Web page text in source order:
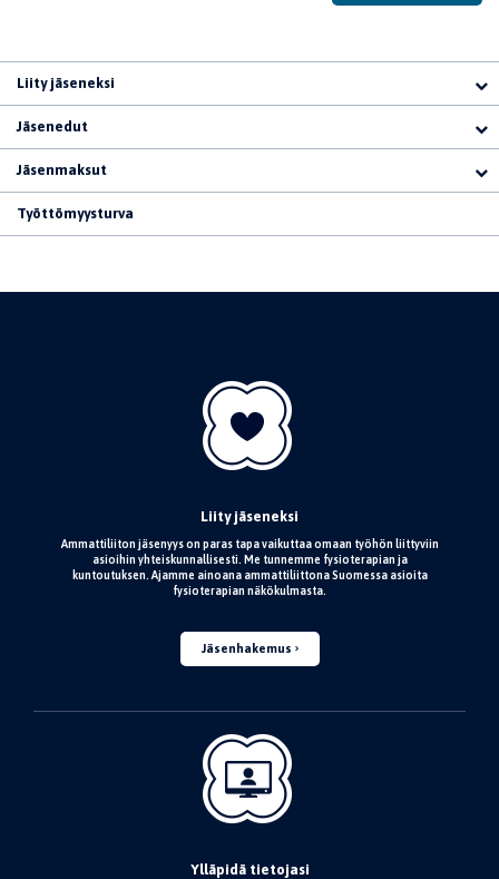
Liity jäseneksi
Jäsenedut
Jäsenmaksut
Työttömyysturva
Liity jäseneksi
Ammattiliiton jäsenyys on paras tapa vaikuttaa omaan työhön liittyviin
asioihin yhteiskunnallisesti. Me tunnemme fysioterapian ja
kuntoutuksen. Ajamme ainoana ammattiliittona Suomessa asioita
fysioterapian näkökulmasta.
Jäsenhakemus
Ylläpidä tietojasi